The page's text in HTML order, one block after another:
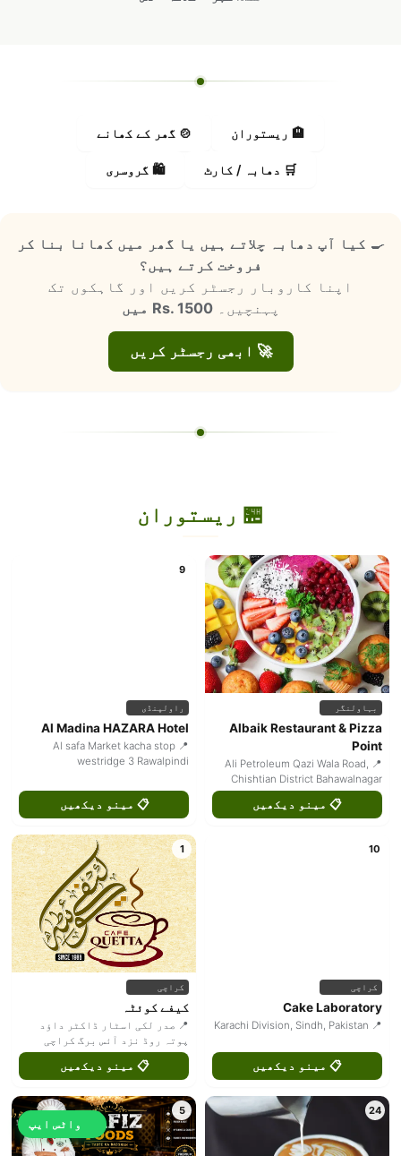
فروخت کرتے ہیں؟
پہنچیں۔Rs. 1500 میں
🏪 ریستوران
بہاولنگر
Albaik Restaurant & Pizza
Point
📍 Ali Petroleum Qazi Wala Road,
Chishtian District Bahawalnagar
📋 مینو دیکھیں
9
راولپنڈی
10
کراچی
1
کراچی
کیفے کوئٹہ
📍 صدر لکی اسٹار ڈاکٹر داؤد
پوتہ روڈ نزد آئس برگ کراچی
📋 مینو دیکھیں
کراچی
NB Pizza And Bun Kabab
📍 Shop No: 06, Building No: 22
5
راولپنڈی
Hafiz Foods
📍 Misrial road dhoke gujjran
واٹس ایپ